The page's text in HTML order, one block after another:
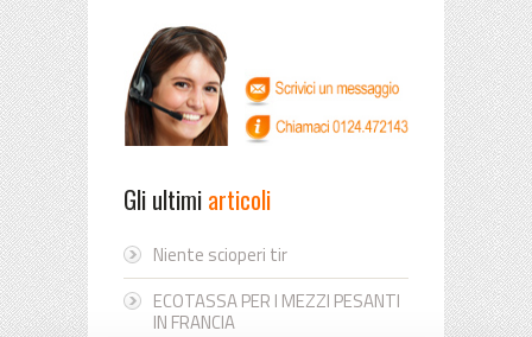
Gli ultimi articoli
Niente scioperi tir
ECOTASSA PER I MEZZI PESANTI
IN FRANCIA